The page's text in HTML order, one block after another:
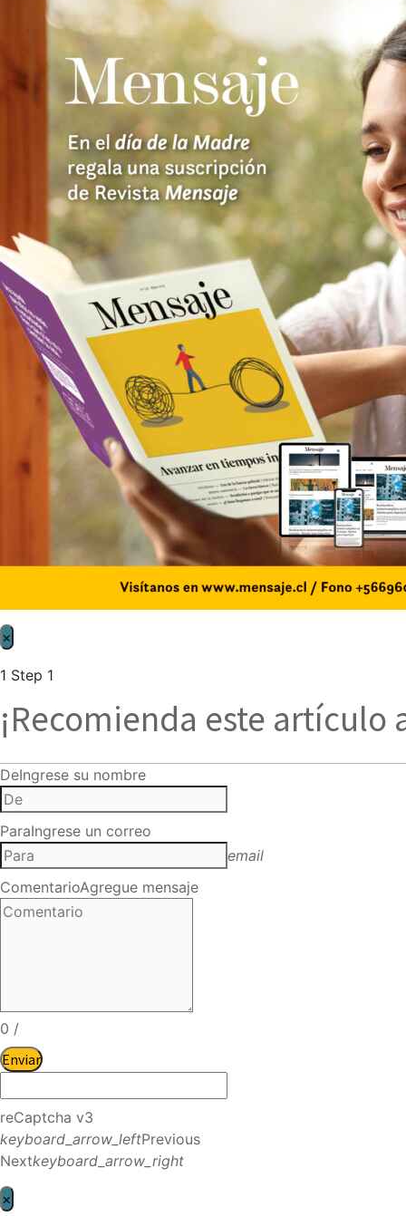
×
1 Step 1
¡Recomienda este artículo
DeIngrese su nombre
ParaIngrese un correo
email
ComentarioAgregue mensaje
0 /
Enviar
reCaptcha v3
keyboard_arrow_leftPrevious
Nextkeyboard_arrow_right
×